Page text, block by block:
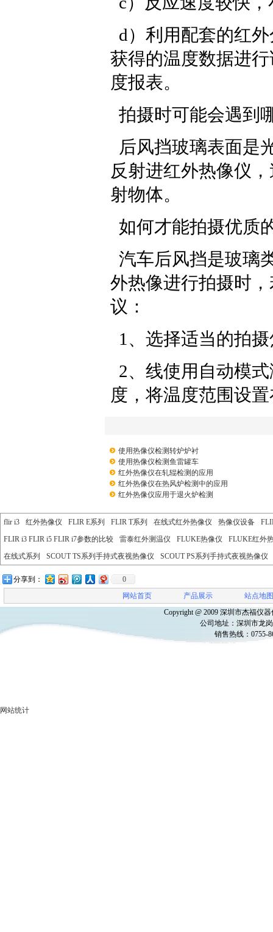
d）利用配套的红
获得的温度数据进
度报表。
拍摄时可能会遇到
后风挡玻璃表面是
反射进红外热像仪
射物体。
如何才能拍摄优质
汽车后风挡是玻璃
外热像进行拍摄时
议：
1、选择适当的拍
2、线使用自动模
度，将温度范围设
使用热像仪检测转炉炉衬
使用热像仪检测鱼雷罐车
红外热像仪在轧辊检测的应用
红外热像仪在热风炉检测中的应用
红外热像仪应用于退火炉检测
flir i3 红外热像仪 FLIR E系列 FLIR T系列 在线式红外热像仪 热像仪设备
FLIR i3 FLIR i5 FLIR i7参数的比较
雷泰红外测温仪 FLUKE热像仪
FLUKE红外
在线式系列
SCOUT TS系列手持式夜视热像仪 SCOUT PS系列手持式夜视热像仪
分享到：
0
网站首页
产品展示
站点地图
Copyright @ 2009深圳市杰福仪
公司地址：深圳市龙
销售热线： 0755-
网站统计